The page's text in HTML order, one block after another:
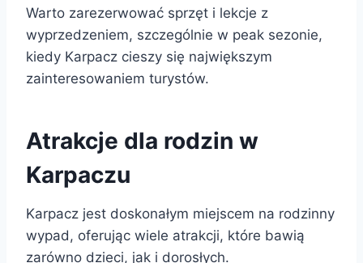
Warto zarezerwować sprzęt i lekcje z
wyprzedzeniem, szczególnie w peak sezonie,
kiedy Karpacz cieszy się największym
zainteresowaniem turystów.
Atrakcje dla rodzin w
Karpaczu
Karpacz jest doskonałym miejscem na rodzinny
wypad, oferując wiele atrakcji, które bawią
zarówno dzieci, jak i dorosłych.